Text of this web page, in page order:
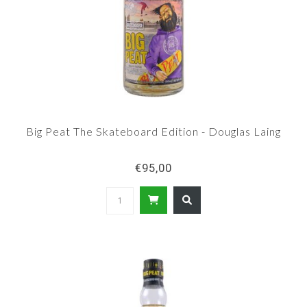
Big Peat The Skateboard Edition - Douglas Laing
€95,00